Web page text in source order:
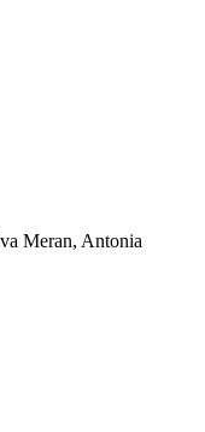
Meran, Antonia